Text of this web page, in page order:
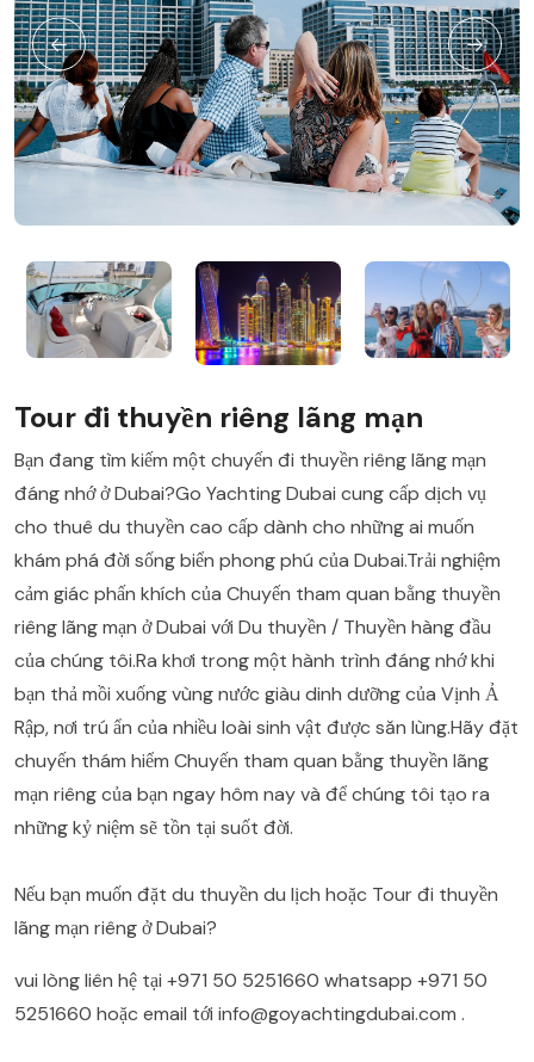
Tour đi thuyền riêng lãng mạn
Bạn đang tìm kiếm một chuyến đi thuyền riêng lãng mạn
đáng nhớ ở Dubai?Go Yachting Dubai cung cấp dịch vụ
cho thuê du thuyền cao cấp dành cho những ai muốn
khám phá đời sống biển phong phú của Dubai.Trải nghiệm
cảm giác phấn khích của Chuyến tham quan bằng thuyền
riêng lãng mạn ở Dubai với Du thuyền / Thuyền hàng đầu
của chúng tôi.Ra khơi trong một hành trình đáng nhớ khi
bạn thả mồi xuống vùng nước giàu dinh dưỡng của Vịnh Ả
Rập, nơi trú ẩn của nhiều loài sinh vật được săn lùng.Hãy đặt
chuyến thám hiểm Chuyến tham quan bằng thuyền lãng
mạn riêng của bạn ngay hôm nay và để chúng tôi tạo ra
những kỷ niệm sẽ tồn tại suốt đời.
Nếu bạn muốn đặt du thuyền du lịch hoặc Tour đi thuyền
lãng mạn riêng ở Dubai?
vui lòng liên hệ tại +971 50 5251660 whatsapp +971 50
5251660 hoặc email tới info@goyachtingdubai.com .